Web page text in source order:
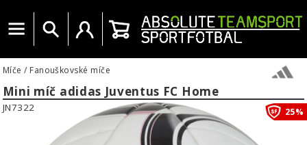
Menu Vyhledat Uživatelský účet
Košík
Míče / Fanouškovské míče
Mini míč adidas Juventus FC Home
JN7322 25%